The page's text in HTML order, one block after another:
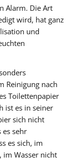
Alarm. Die Art
wird, hat ganz
und
Reinigung nach
Toilettenpapier
ist es in seiner
sich nicht
es sehr
es sich, im
im Wasser nicht